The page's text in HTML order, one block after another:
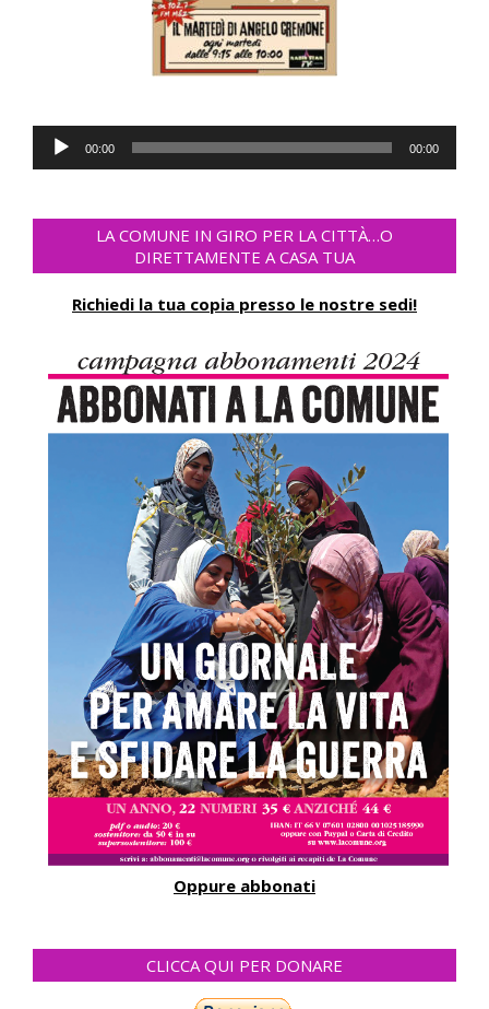
Audio
Player
00:00 00:00
LA COMUNE IN GIRO PER LA CITTÀ…O
DIRETTAMENTE A CASA TUA
Richiedi la tua copia presso le nostre sedi!
Oppure abbonati
CLICCA QUI PER DONARE